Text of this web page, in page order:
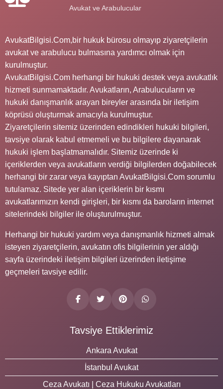
Avukat ve Arabulucular
AvukatBilgisi.Com,bir hukuk bürosu olmayıp ziyaretçilerin
avukat ve arabulucu bulmasına yardımcı olmak için
kurulmuştur.
AvukatBilgisi.Com herhangi bir hukuki destek veya avukatlık
hizmeti sunmamaktadır. Avukatların, Arabulucuların ve
hukuki danışmanlık arayan bireyler arasında bir iletişim
köprüsü oluşturmak amacıyla kurulmuştur.
Ziyaretçilerin sitemiz üzerinden edindikleri hukuki bilgileri,
tavsiye olarak kabul etmemeli ve bu bilgilere dayanarak
hukuki işlem başlatmamalıdır. Sitemiz üzerinde ki
içeriklerden veya avukatların verdiği bilgilerden doğabilecek
herhangi bir zarar veya kayıptan AvukatBilgisi.Com sorumlu
tutulamaz. Sitede yer alan içeriklerin bir kısmı
avukatlarımızın kendi girişleri, bir kısmı da baroların internet
sitelerindeki bilgiler ile oluşturulmuştur.
Herhangi bir hukuki yardım veya danışmanlık hizmeti almak
isteyen ziyaretçilerin, avukatın ofis bilgilerinin yer aldığı
sayfa üzerindeki iletişim bilgileri üzerinden iletişime
geçmeleri tavsiye edilir.
Tavsiye Ettiklerimiz
Ankara Avukat
İstanbul Avukat
Ceza Avukatı | Ceza Hukuku Avukatları